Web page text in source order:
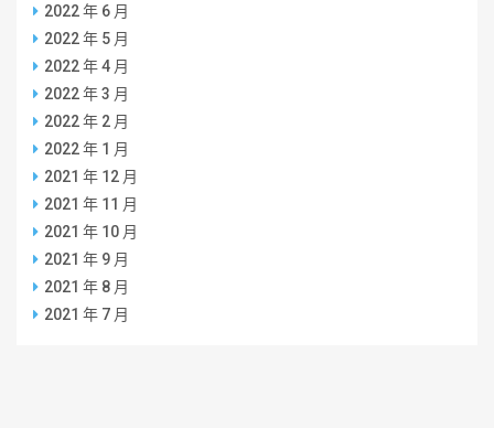
2022 年 6 月
2022 年 5 月
2022 年 4 月
2022 年 3 月
2022 年 2 月
2022 年 1 月
2021 年 12 月
2021 年 11 月
2021 年 10 月
2021 年 9 月
2021 年 8 月
2021 年 7 月